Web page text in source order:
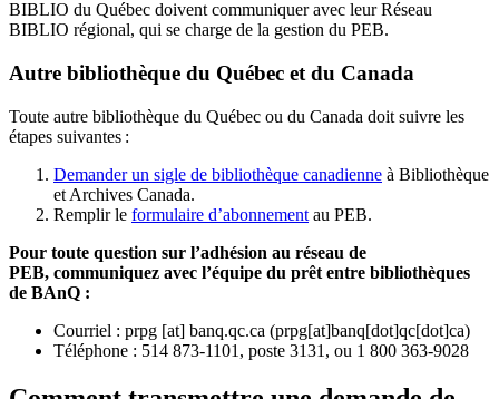
BIBLIO du Québec doivent communiquer avec leur Réseau
BIBLIO régional, qui se charge de la gestion du PEB.
Autre bibliothèque du Québec et du Canada
Toute autre bibliothèque du Québec ou du Canada doit suivre les
étapes suivantes :
Demander un sigle de bibliothèque canadienne à Bibliothèque
et Archives Canada.
Remplir le formulaire d’abonnement au PEB.
Pour toute question sur l’adhésion au réseau de
PEB, communiquez avec l’équipe du prêt entre bibliothèques
de BAnQ :
Courriel : prpg [at] banq.qc.ca (prpg[at]banq[dot]qc[dot]ca)
Téléphone : 514 873-1101, poste 3131, ou 1 800 363-9028